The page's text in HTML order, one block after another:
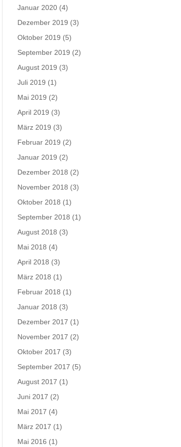
Januar 2020 (4)
Dezember 2019 (3)
Oktober 2019 (5)
September 2019 (2)
August 2019 (3)
Juli 2019 (1)
Mai 2019 (2)
April 2019 (3)
März 2019 (3)
Februar 2019 (2)
Januar 2019 (2)
Dezember 2018 (2)
November 2018 (3)
Oktober 2018 (1)
September 2018 (1)
August 2018 (3)
Mai 2018 (4)
April 2018 (3)
März 2018 (1)
Februar 2018 (1)
Januar 2018 (3)
Dezember 2017 (1)
November 2017 (2)
Oktober 2017 (3)
September 2017 (5)
August 2017 (1)
Juni 2017 (2)
Mai 2017 (4)
März 2017 (1)
Mai 2016 (1)